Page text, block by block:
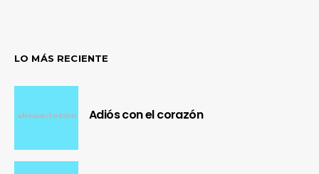
LO MÁS RECIENTE
Adiós con el corazón